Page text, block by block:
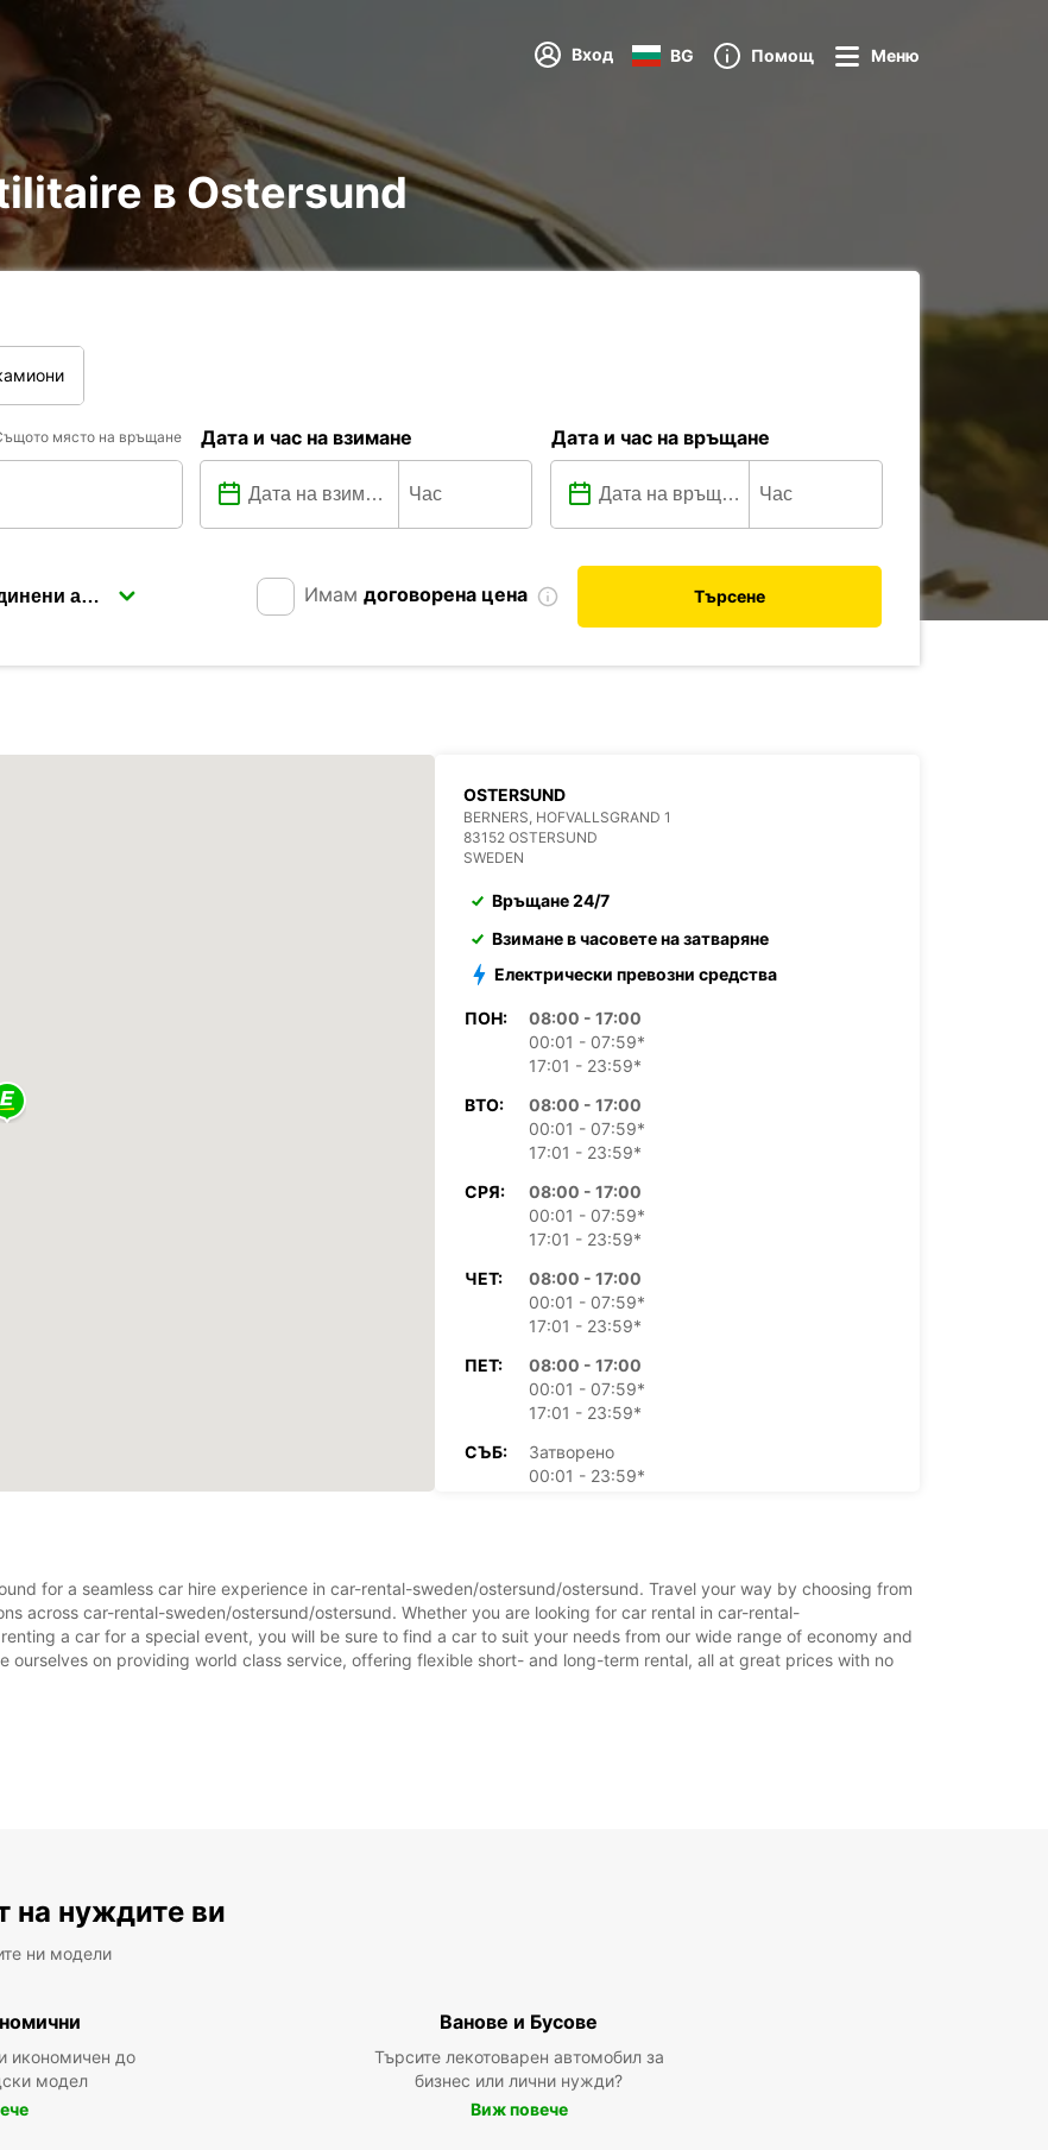
Вход BG Помощ Меню
в Ostersund
място на връщане Дата и час на взимане Дата и час на връщане
Имам договорена цена Търсене
OSTERSUND
BERNERS, HOFVALLSGRAND 1
83152 OSTERSUND
SWEDEN
Връщане 24/7
Взимане в часовете на затваряне
Електрически превозни средства
ПОН:
08:00 - 17:00
00:01 - 07:59*
17:01 - 23:59*
ВТО:
08:00 - 17:00
00:01 - 07:59*
17:01 - 23:59*
СРЯ:
08:00 - 17:00
00:01 - 07:59*
17:01 - 23:59*
ЧЕТ:
08:00 - 17:00
00:01 - 07:59*
17:01 - 23:59*
ПЕТ:
08:00 - 17:00
00:01 - 07:59*
17:01 - 23:59*
СЪБ:
Затворено
00:01 - 23:59*
Това работно време може да варира в зависимост
от официалните празници.
for a seamless car hire experience in car-rental-sweden/ostersund/ostersund. Travel your way by choosing from
across car-rental-sweden/ostersund/ostersund. Whether you are looking for car rental in car-rental-
a car for a special event, you will be sure to find a car to suit your needs from our wide range of economy and
ourselves on providing world class service, offering flexible short- and long-term rental, all at great prices with no
на нуждите ви
ни модели
икономичен до
модел
Ванове и Бусове
Търсите лекотоварен автомобил за
бизнес или лични нужди?
Виж повече